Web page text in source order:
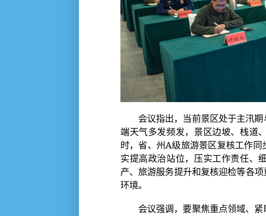
会议指出，当前景区处于主汛期
端天气多发频发，景区边坡、栈道
时，省、州A级旅游景区复核工作
实提高政治站位，压实工作责任、
产、旅游服务提升和复核迎检等各
环境。
会议强调，要聚焦重点领域、紧